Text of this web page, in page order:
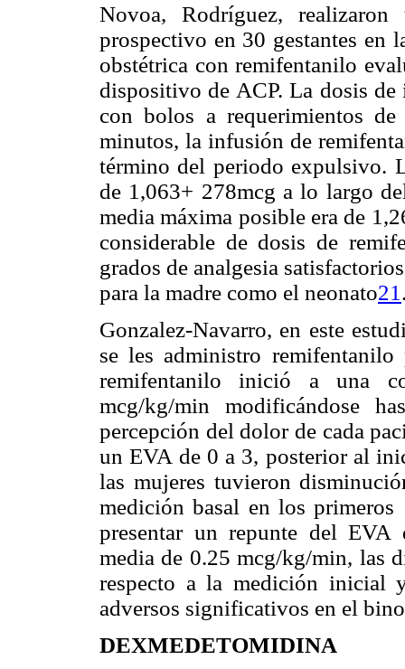
Novoa, Rodríguez,
prospectivo en 30 gestantes en
obstétrica con remifentanilo
dispositivo de ACP. La dosis
con bolos a requerimientos
minutos, la infusión de
término del periodo expulsivo.
de 1,063+ 278mcg a lo largo
media máxima posible era de
considerable de dosis de
grados de analgesia
para la madre como el neonato21
Gonzalez-Navarro, en este
se les administro
remifentanilo inició a una
mcg/kg/min modificándose
percepción del dolor de cada
un EVA de 0 a 3, posterior al
las mujeres tuvieron
medición basal en los
presentar un repunte del
media de 0.25 mcg/kg/min, las
respecto a la medición inicial
adversos significativos en el
DEXMEDETOMIDINA